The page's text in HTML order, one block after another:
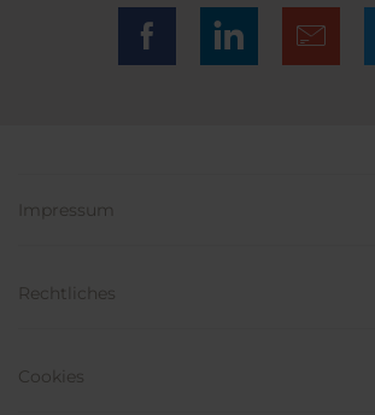
Impressum
Rechtliches
Cookies